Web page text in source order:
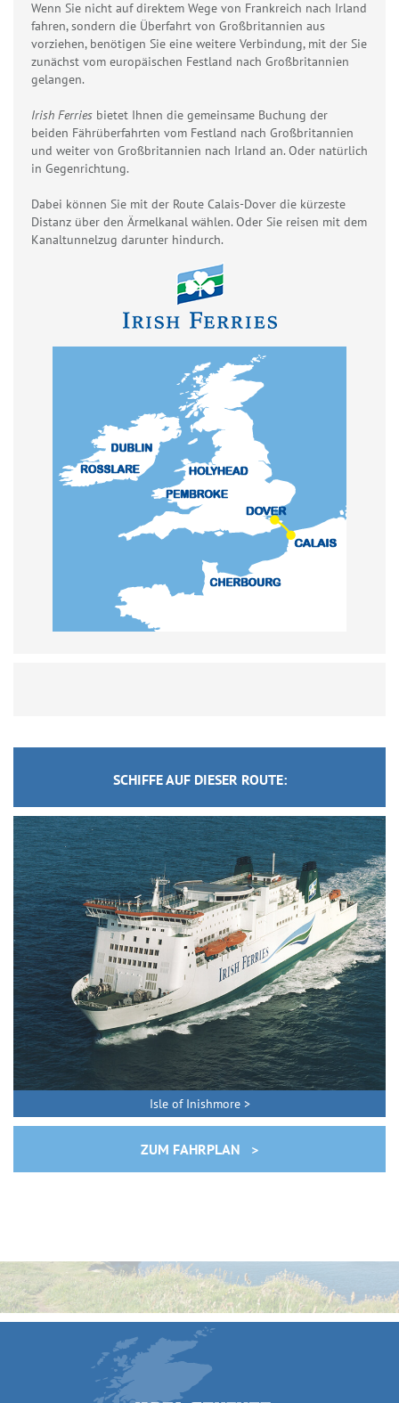
Wenn Sie nicht auf direktem Wege von Frankreich nach Irland
fahren, sondern die Überfahrt von Großbritannien aus
vorziehen, benötigen Sie eine weitere Verbindung, mit der Sie
zunächst vom europäischen Festland nach Großbritannien
gelangen.
Irish Ferries bietet Ihnen die gemeinsame Buchung der
beiden Fährüberfahrten vom Festland nach Großbritannien
und weiter von Großbritannien nach Irland an. Oder natürlich
in Gegenrichtung.
Dabei können Sie mit der Route Calais-Dover die kürzeste
Distanz über den Ärmelkanal wählen. Oder Sie reisen mit dem
Kanaltunnelzug darunter hindurch.
SCHIFFE AUF DIESER ROUTE:
Isle of Inishmore >
ZUM FAHRPLAN >